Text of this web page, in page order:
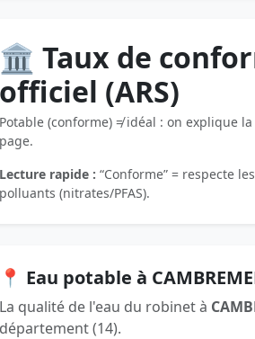
🏛️ Taux de
officiel (ARS)
Potable (conforme) ≠ idéal : on explique
page.
Lecture rapide : “Conforme” = respecte
polluants (nitrates/PFAS).
📍 Eau potable à
La qualité de l'eau du robinet à
département (14).